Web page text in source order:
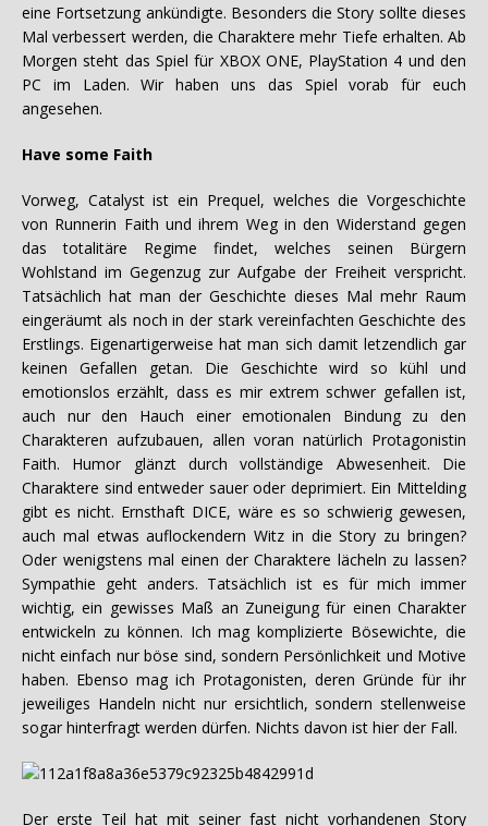
eine Fortsetzung ankündigte. Besonders die Story sollte dieses
Mal verbessert werden, die Charaktere mehr Tiefe erhalten. Ab
Morgen steht das Spiel für XBOX ONE, PlayStation 4 und den
PC im Laden. Wir haben uns das Spiel vorab für euch
angesehen.
Have some Faith
Vorweg, Catalyst ist ein Prequel, welches die Vorgeschichte
von Runnerin Faith und ihrem Weg in den Widerstand gegen
das totalitäre Regime findet, welches seinen Bürgern
Wohlstand im Gegenzug zur Aufgabe der Freiheit verspricht.
Tatsächlich hat man der Geschichte dieses Mal mehr Raum
eingeräumt als noch in der stark vereinfachten Geschichte des
Erstlings. Eigenartigerweise hat man sich damit letzendlich gar
keinen Gefallen getan. Die Geschichte wird so kühl und
emotionslos erzählt, dass es mir extrem schwer gefallen ist,
auch nur den Hauch einer emotionalen Bindung zu den
Charakteren aufzubauen, allen voran natürlich Protagonistin
Faith. Humor glänzt durch vollständige Abwesenheit. Die
Charaktere sind entweder sauer oder deprimiert. Ein Mittelding
gibt es nicht. Ernsthaft DICE, wäre es so schwierig gewesen,
auch mal etwas auflockendern Witz in die Story zu bringen?
Oder wenigstens mal einen der Charaktere lächeln zu lassen?
Sympathie geht anders. Tatsächlich ist es für mich immer
wichtig, ein gewisses Maß an Zuneigung für einen Charakter
entwickeln zu können. Ich mag komplizierte Bösewichte, die
nicht einfach nur böse sind, sondern Persönlichkeit und Motive
haben. Ebenso mag ich Protagonisten, deren Gründe für ihr
jeweiliges Handeln nicht nur ersichtlich, sondern stellenweise
sogar hinterfragt werden dürfen. Nichts davon ist hier der Fall.
Der erste Teil hat mit seiner fast nicht vorhandenen Story